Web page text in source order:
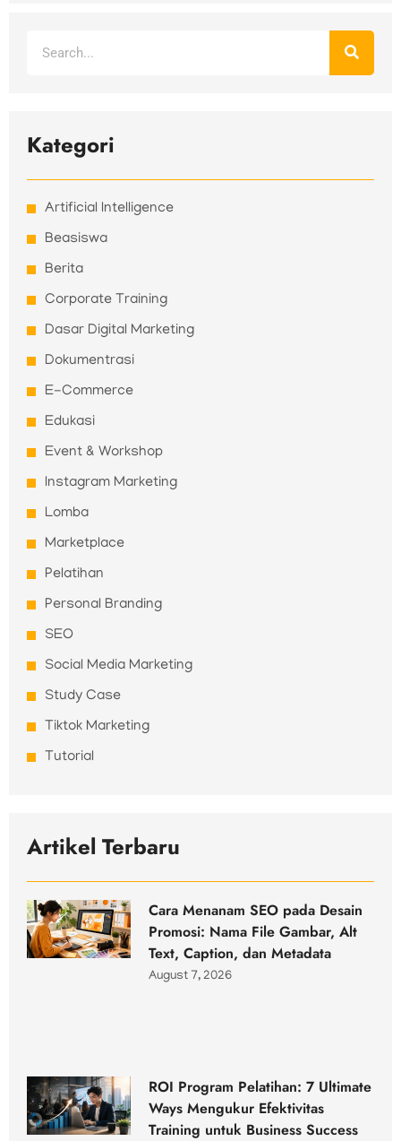
Kategori
Artificial Intelligence
Beasiswa
Berita
Corporate Training
Dasar Digital Marketing
Dokumentrasi
E-Commerce
Edukasi
Event & Workshop
Instagram Marketing
Lomba
Marketplace
Pelatihan
Personal Branding
SEO
Social Media Marketing
Study Case
Tiktok Marketing
Tutorial
Artikel Terbaru
Cara Menanam SEO pada Desain
Promosi: Nama File Gambar, Alt
Text, Caption, dan Metadata
August 7, 2026
ROI Program Pelatihan: 7 Ultimate
Ways Mengukur Efektivitas
Training untuk Business Success